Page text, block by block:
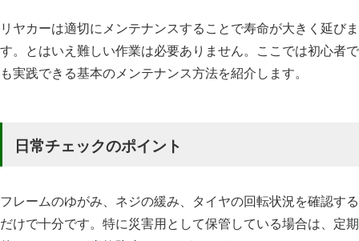
リヤカーは適切にメンテナンスすることで寿命が大きく延びま
す。とはいえ難しい作業は必要ありません。ここでは初心者で
も実践できる基本のメンテナンス方法を紹介します。
日常チェックのポイント
フレームのゆがみ、ネジの緩み、タイヤの回転状況を確認する
だけで十分です。特に災害用として保管している場合は、定期